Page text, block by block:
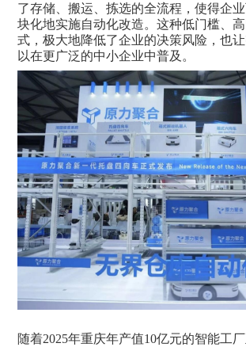
了存储、搬运、拣选的全流程，使得企
块化地实施自动化改造。这种低门槛、
式，极大地降低了企业的决策风险，也让
以在更广泛的中小企业中普及。
随着2025年重庆年产值10亿元的智能工